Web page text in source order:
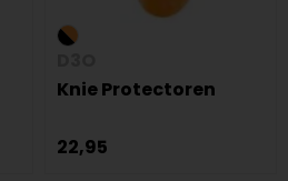
Knie Protectoren
22,95